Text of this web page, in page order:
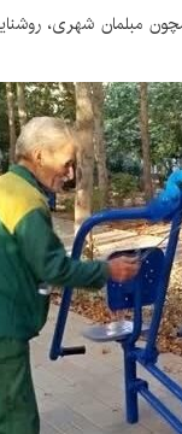
۴ کرج با تجهیزاتی همچون